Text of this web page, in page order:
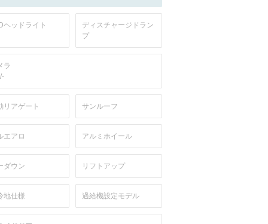
ヘッドライト
ディスチャージドラン
プ
ラ
リアゲート サンルーフ
エアロ アルミホイール
ダウン リフトアップ
地仕様 過給機設定モデル